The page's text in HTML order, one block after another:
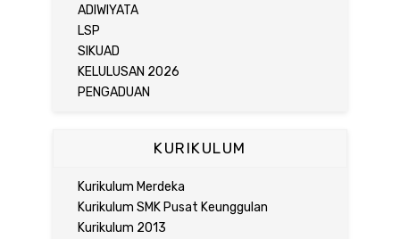
ADIWIYATA
LSP
SIKUAD
KELULUSAN 2026
PENGADUAN
KURIKULUM
Kurikulum Merdeka
Kurikulum SMK Pusat Keunggulan
Kurikulum 2013